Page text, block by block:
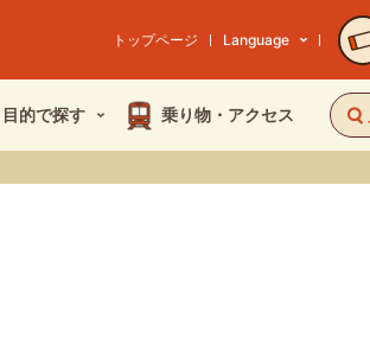
トップページ Language
目的で探す 乗り物・ アクセス